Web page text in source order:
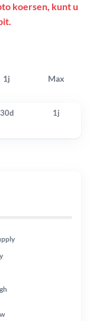
1j Max
koersen, kunt u
30d 1j